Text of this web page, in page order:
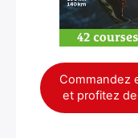
Commandez
et profitez